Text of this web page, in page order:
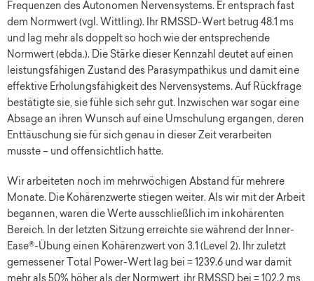
Frequenzen des Autonomen Nervensystems. Er entsprach fast
dem Normwert (vgl. Wittling). Ihr RMSSD-Wert betrug 48.1 ms
und lag mehr als doppelt so hoch wie der entsprechende
Normwert (ebda.). Die Stärke dieser Kennzahl deutet auf einen
leistungsfähigen Zustand des Parasympathikus und damit eine
effektive Erholungsfähigkeit des Nervensystems. Auf Rückfrage
bestätigte sie, sie fühle sich sehr gut. Inzwischen war sogar eine
Absage an ihren Wunsch auf eine Umschulung ergangen, deren
Enttäuschung sie für sich genau in dieser Zeit verarbeiten
musste – und offensichtlich hatte.
Wir arbeiteten noch im mehrwöchigen Abstand für mehrere
Monate. Die Kohärenzwerte stiegen weiter. Als wir mit der Arbeit
begannen, waren die Werte ausschließlich im inkohärenten
Bereich. In der letzten Sitzung erreichte sie während der Inner-
Ease®-Übung einen Kohärenzwert von 3.1 (Level 2). Ihr zuletzt
gemessener Total Power-Wert lag bei = 1239.6 und war damit